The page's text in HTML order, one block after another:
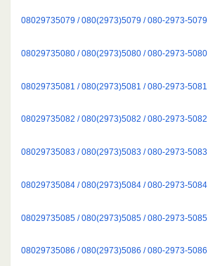
08029735079 / 080(2973)5079 / 080-2973-5079
08029735080 / 080(2973)5080 / 080-2973-5080
08029735081 / 080(2973)5081 / 080-2973-5081
08029735082 / 080(2973)5082 / 080-2973-5082
08029735083 / 080(2973)5083 / 080-2973-5083
08029735084 / 080(2973)5084 / 080-2973-5084
08029735085 / 080(2973)5085 / 080-2973-5085
08029735086 / 080(2973)5086 / 080-2973-5086